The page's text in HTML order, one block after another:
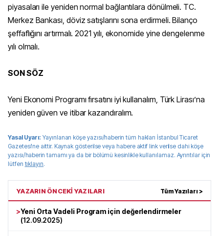
piyasaları ile yeniden normal bağlantılara dönülmeli. TC.
Merkez Bankası, döviz satışlarını sona erdirmeli. Bilanço
şeffaflığını artırmalı. 2021 yılı, ekonomide yine dengelenme
yılı olmalı.
SON SÖZ
Yeni Ekonomi Programı fırsatını iyi kullanalım, Türk Lirası’na
yeniden güven ve itibar kazandıralım.
Yasal Uyarı: Yayınlanan köşe yazısı/haberin tüm haklarıİstanbul Ticaret
Gazetesi'ne aittir. Kaynak gösterilse veya habere aktif link verilse dahi köşe
yazısı/haberin tamamı ya da bir bölümü kesinlikle kullanılamaz. Ayrıntılar için
lütfen tıklayın.
YAZARIN ÖNCEKİ YAZILARI Tüm Yazıları >
>Yeni Orta Vadeli Program için değerlendirmeler
(12.09.2025)